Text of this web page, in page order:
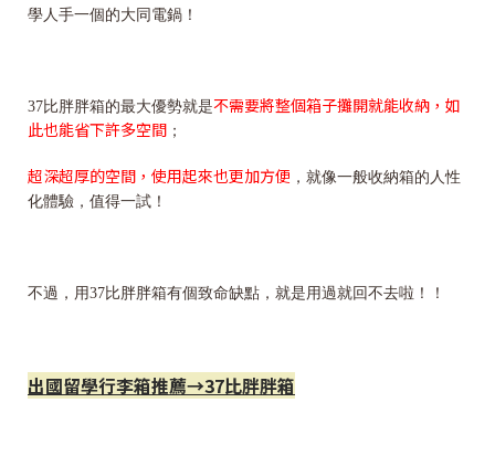
學人手一個的大同電鍋！
37比胖胖箱的最大優勢就是不需要將整個箱子攤開就能收納，如
此也能省下許多空間 ；
超深超厚的空間，使用起來也更加方便 ，就像一般收納箱的人性
化體驗，值得一試！
不過，用37比胖胖箱有個致命缺點，就是用過就回不去啦！！
出國留學行李箱推薦→37比胖胖箱